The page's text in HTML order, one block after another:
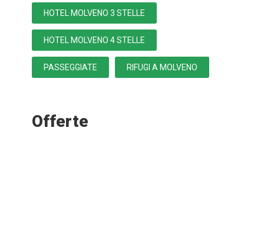
HOTEL MOLVENO 3 STELLE
HOTEL MOLVENO 4 STELLE
PASSEGGIATE RIFUGI A MOLVENO
Offerte